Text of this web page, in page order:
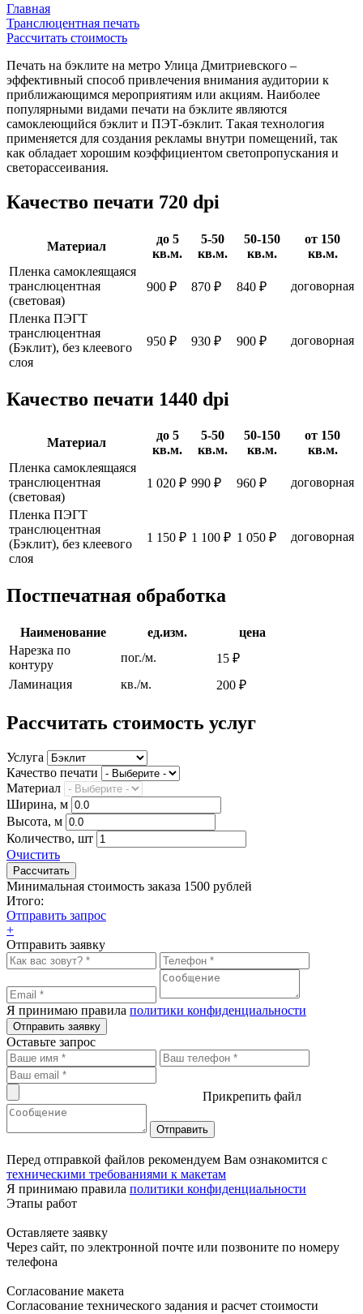
Главная
Транслюцентная печать
Рассчитать стоимость
Печать на бэклите на метро Улица Дмитриевского –
эффективный способ привлечения внимания аудитории к
приближающимся мероприятиям или акциям. Наиболее
популярными видами печати на бэклите являются
самоклеющийся бэклит и ПЭТ-бэклит. Такая технология
применяется для создания рекламы внутри помещений, так
как обладает хорошим коэффициентом светопропускания и
светорассеивания.
Качество печати 720 dpi
Материал
до 5
кв.м.
5-50
кв.м.
50-150
кв.м.
от 150
кв.м.
Пленка самоклеящаяся
транслюцентная
(световая)
900 ₽ 870 ₽ 840 ₽ договорная
Пленка ПЭГТ
транслюцентная
(Бэклит), без клеевого
слоя
950 ₽ 930 ₽ 900 ₽ договорная
Качество печати 1440 dpi
Материал
до 5
кв.м.
5-50
кв.м.
50-150
кв.м.
от 150
кв.м.
Пленка самоклеящаяся
транслюцентная
(световая)
1 020 ₽ 990 ₽ 960 ₽ договорная
Пленка ПЭГТ
транслюцентная
(Бэклит), без клеевого
слоя
1 150 ₽ 1 100 ₽ 1 050 ₽ договорная
Постпечатная обработка
Наименование ед.изм.
цена
Нарезка по
контуру
пог./м.
15 ₽
Ламинация
кв./м. 200 ₽
Рассчитать стоимость услуг
Услуга
Качество печати
Материал
Ширина, м
Высота, м
Количество, шт
Очистить
Минимальная стоимость заказа 1500 рублей
Итого:
Отправить запрос
+
Отправить заявку
Я принимаю правила политики конфиденциальности
Отправить заявку
Оставьте запрос
Прикрепить файл
Перед отправкой файлов рекомендуем Вам ознакомится с
техническими требованиями к макетам
Я принимаю правила политики конфиденциальности
Этапы работ
Оставляете заявку
Через сайт, по электронной почте или позвоните по номеру
телефона
Согласование макета
Согласование технического задания и расчет стоимости